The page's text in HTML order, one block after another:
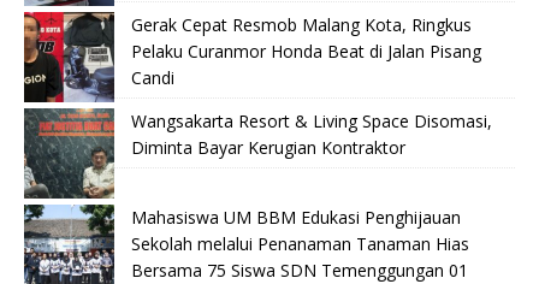
Gerak Cepat Resmob Malang Kota, Ringkus
Pelaku Curanmor Honda Beat di Jalan Pisang
Candi
Wangsakarta Resort & Living Space Disomasi,
Diminta Bayar Kerugian Kontraktor
Mahasiswa UM BBM Edukasi Penghijauan
Sekolah melalui Penanaman Tanaman Hias
Bersama 75 Siswa SDN Temenggungan 01